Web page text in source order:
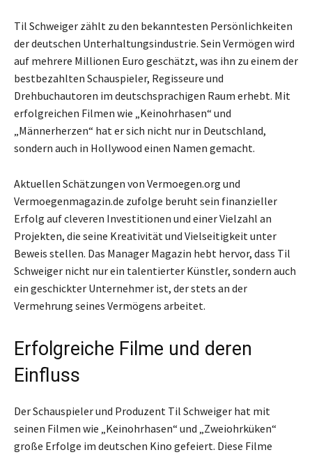
Til Schweiger zählt zu den bekanntesten Persönlichkeiten
der deutschen Unterhaltungsindustrie. Sein Vermögen wird
auf mehrere Millionen Euro geschätzt, was ihn zu einem der
bestbezahlten Schauspieler, Regisseure und
Drehbuchautoren im deutschsprachigen Raum erhebt. Mit
erfolgreichen Filmen wie „Keinohrhasen“ und
„Männerherzen“ hat er sich nicht nur in Deutschland,
sondern auch in Hollywood einen Namen gemacht.
Aktuellen Schätzungen von Vermoegen.org und
Vermoegenmagazin.de zufolge beruht sein finanzieller
Erfolg auf cleveren Investitionen und einer Vielzahl an
Projekten, die seine Kreativität und Vielseitigkeit unter
Beweis stellen. Das Manager Magazin hebt hervor, dass Til
Schweiger nicht nur ein talentierter Künstler, sondern auch
ein geschickter Unternehmer ist, der stets an der
Vermehrung seines Vermögens arbeitet.
Erfolgreiche Filme und deren
Einfluss
Der Schauspieler und Produzent Til Schweiger hat mit
seinen Filmen wie „Keinohrhasen“ und „Zweiohrküken“
große Erfolge im deutschen Kino gefeiert. Diese Filme